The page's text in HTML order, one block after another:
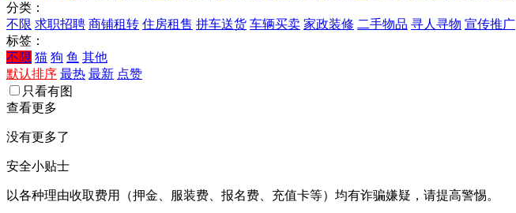
分类：
不限 求职招聘 商铺租转 住房租售 拼车送货 车辆买卖 家政装修 二手物品 寻人寻物 宣传推广
标签：
不限 猫 狗 鱼 其他
默认排序 最热 最新 点赞
只看有图
查看更多
没有更多了
安全小贴士
以各种理由收取费⽤（押⾦、服装费、报名费、充值卡等）均有诈骗嫌疑，请提⾼警惕。